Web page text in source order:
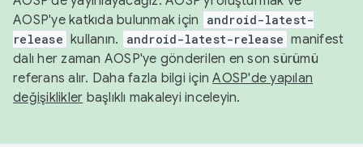
AOSP'ye katkıda bulunmak için
android-latest-
release kullanın. android-latest-release manifest
dalı her zaman AOSP'ye gönderilen en son sürümü
referans alır. Daha fazla bilgi içinAOSP'de yapılan
değişiklikler başlıklı makaleyi inceleyin.